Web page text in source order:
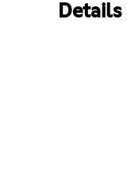
Details